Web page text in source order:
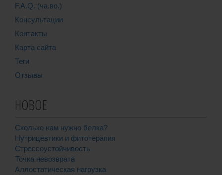
F.A.Q. (ча.во.)
Консультации
Контакты
Карта сайта
Теги
Отзывы
НОВОЕ
Сколько нам нужно белка?
Нутрицевтики и фитотерапия
Стрессоустойчивость
Точка невозврата
Аллостатическая нагрузка